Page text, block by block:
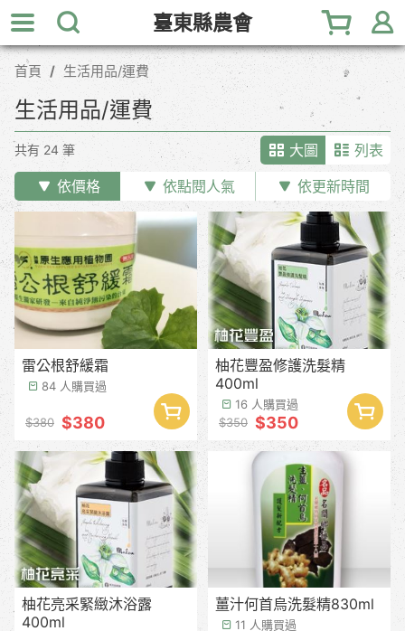
跳
到
主
內
臺東縣農會
首頁 生活用品/運費
生活用品/運費
共有 24 筆
依價格 依點閱人氣 依更新時間
大圖 列表
雷公根舒緩霜
84 人購買過
$380 $380
柚花豐盈修護洗髮精
400ml
16 人購買過
$350 $350
柚花亮采緊緻沐浴露
400ml
薑汁何首烏洗髮精830ml
11 人購買過